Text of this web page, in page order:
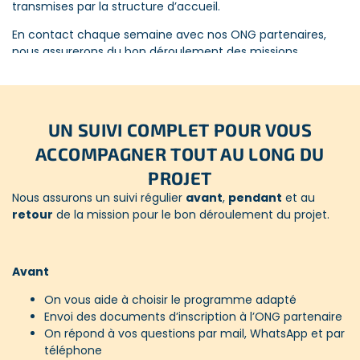
transmises par la structure d’accueil.
En contact chaque semaine avec nos ONG partenaires,
nous assurerons du bon déroulement des missions.
DES PROJETS ÉTHIQUES QUI CONTRIBUENT AU
DÉVELOPPEMENT DURABLE
Nous assurer de l’éthique des projets, c’est nous assurer
Concrètement, c’est le fait de répondre aux besoins de la
société actuelle sans compromettre la capacité des
générations futures à répondre aux leurs.
Nos missions s’intègrent dans un ou plusieurs de ces
UN SUIVI COMPLET POUR VOUS
ACCOMPAGNER TOUT AU LONG DU
PROJET
Nous assurons un suivi régulier avant, pendant et au
retour de la mission pour le bon déroulement du projet.
Avant
On vous aide à choisir le programme adapté
Envoi des documents d’inscription à l’ONG partenaire
On répond à vos questions par mail, WhatsApp et par
téléphone